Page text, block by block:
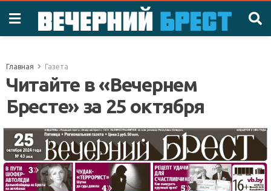
Главная Газета
Читайте в «Вечернем
Бресте» за 25 октября